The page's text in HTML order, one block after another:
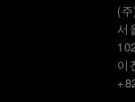
(
서
이